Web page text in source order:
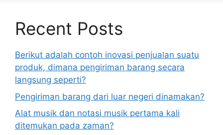
Recent Posts
Berikut adalah contoh inovasi penjualan suatu
produk, dimana pengiriman barang secara
langsung seperti?
Pengiriman barang dari luar negeri dinamakan?
Alat musik dan notasi musik pertama kali
ditemukan pada zaman?